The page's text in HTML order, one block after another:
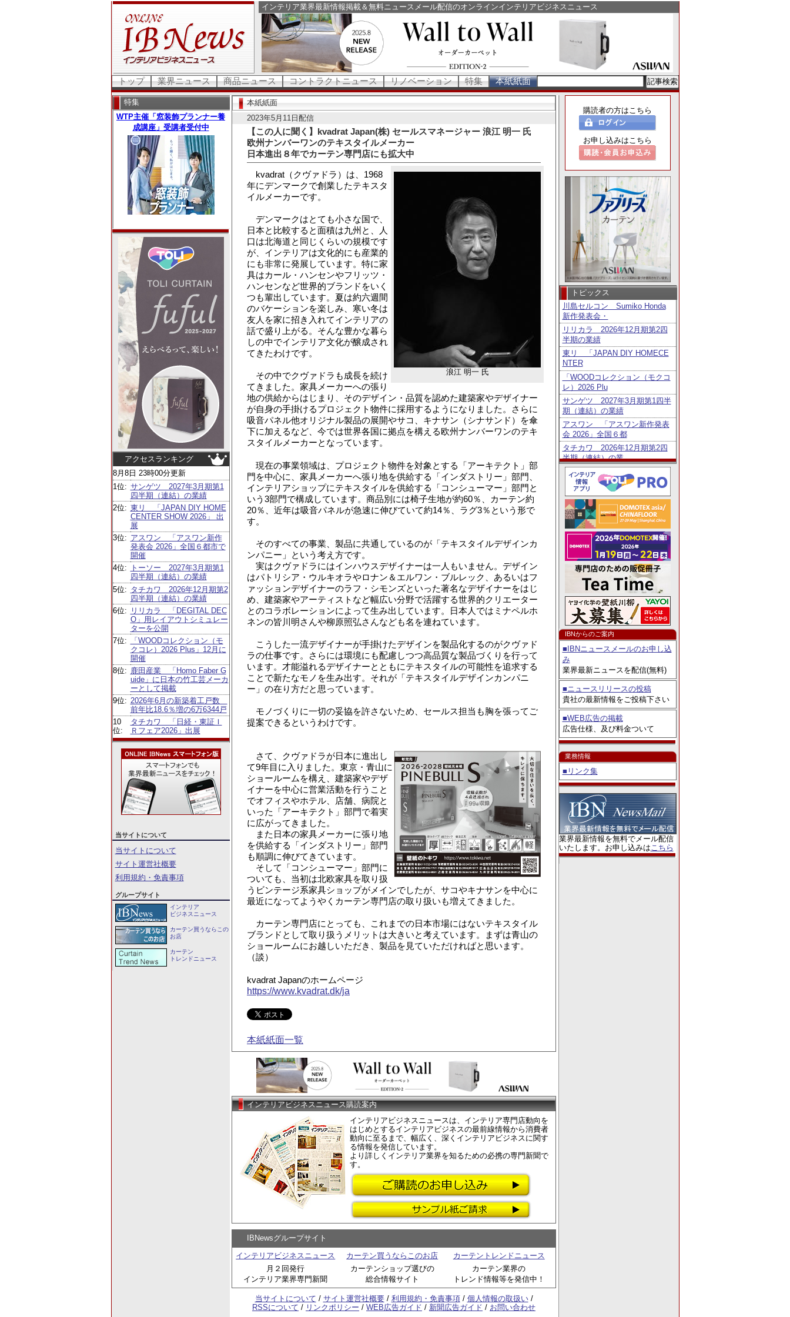
インテリア業界最新情報掲載＆無料ニュースメール配信のオンラインインテリアビジネスニュース
トップ 業界ニュース 商品ニュース コントラクトニュース リノベーション 特集 本紙紙面
特集
アクセスランキング
8月8日 23時00分更新
1位: サンゲツ 2027年3月期第1
四半期（連結）の業績
2位: 東リ 「JAPAN DIY HOME
CENTER SHOW 2026」 出
展
3位: アスワン 「アスワン新作
発表会 2026」全国６都市で
開催
4位:
トーソー 2027年3月期第1
四半期（連結）の業績
5位: タチカワ 2026年12月期第2
四半期（連結）の業績
6位:
リリカラ 「DEGITAL DEC
O」用レイアウトシミュレー
ターを公開
7位:
「WOODコレクション（モ
クコレ）2026 Plus」12月に
開催
8位: 鹿田産業 「Homo Faber G
uide」に日本の竹工芸メーカ
ーとして掲載
9位: 2026年6月の新築着工戸数
前年比18.6％増の6万6344戸
10
位:
タチカワ 「日経・東証Ｉ
Ｒフェア2026」出展
当サイトについて
当サイトについて
サイト運営社概要
利用規約・免責事項
グループサイト
インテリア
ビジネスニュース
カーテン買うならこの
お店
カーテン
トレンドニュース
本紙紙面
2023年5月11日配信
【この人に聞く】kvadrat Japan(株) セールスマネージャー 浪江 明一 氏
欧州ナンバーワンのテキスタイルメーカー
日本進出８年でカーテン専門店にも拡大中
浪江 明一 氏
kvadrat（クヴァドラ）は、1968
年にデンマークで創業したテキスタ
イルメーカーです。
デンマークはとても小さな国で、
日本と比較すると面積は九州と、人
口は北海道と同じくらいの規模です
が、インテリアは文化的にも産業的
にも非常に発展しています。特に家
具はカール・ハンセンやフリッツ・
ハンセンなど世界的ブランドをいく
つも輩出しています。夏は約六週間
のバケーションを楽しみ、寒い冬は
友人を家に招き入れてインテリアの
話で盛り上がる。そんな豊かな暮ら
しの中でインテリア文化が醸成され
てきたわけです。
その中でクヴァドラも成長を続け
てきました。家具メーカーへの張り
地の供給からはじまり、そのデザイン・品質を認めた建築家やデザイナー
が自身の手掛けるプロジェクト物件に採用するようになりました。さらに
吸音パネル他オリジナル製品の展開やサコ、キナサン（シナサンド）を傘
下に加えるなど、今では世界各国に拠点を構える欧州ナンバーワンのテキ
スタイルメーカーとなっています。
現在の事業領域は、プロジェクト物件を対象とする「アーキテクト」部
門を中心に、家具メーカーへ張り地を供給する「インダストリー」部門、
インテリアショップにテキスタイルを供給する「コンシューマー」部門と
いう3部門で構成しています。商品別には椅子生地が約60％、カーテン約
20％、近年は吸音パネルが急速に伸びていて約14％、ラグ3％という形で
す。
そのすべての事業、製品に共通しているのが「テキスタイルデザインカ
ンパニー」という考え方です。
実はクヴァドラにはインハウスデザイナーは一人もいません。デザイン
はパトリシア・ウルキオラやロナン＆エルワン・ブルレック、あるいはフ
ァッションデザイナーのラフ・シモンズといった著名なデザイナーをはじ
め、建築家やアーティストなど幅広い分野で活躍する世界的クリエーター
とのコラボレーションによって生み出しています。日本人ではミナペルホ
ネンの皆川明さんや柳原照弘さんなども名を連ねています。
こうした一流デザイナーが手掛けたデザインを製品化するのがクヴァド
ラの仕事です。さらには環境にも配慮しつつ高品質な製品づくりを行って
います。才能溢れるデザイナーとともにテキスタイルの可能性を追求する
ことで新たなモノを生み出す。それが「テキスタイルデザインカンパニ
ー」の在り方だと思っています。
モノづくりに一切の妥協を許さないため、セールス担当も胸を張ってご
提案できるというわけです。
さて、クヴァドラが日本に進出し
て9年目に入りました。東京・青山に
ショールームを構え、建築家やデザ
イナーを中心に営業活動を行うこと
でオフィスやホテル、店舗、病院と
いった「アーキテクト」部門で着実
に広がってきました。
また日本の家具メーカーに張り地
を供給する「インダストリー」部門
も順調に伸びてきています。
そして「コンシューマー」部門に
ついても、当初は北欧家具を取り扱
うビンテージ系家具ショップがメインでしたが、サコやキナサンを中心に
最近になってようやくカーテン専門店の取り扱いも増えてきました。
カーテン専門店にとっても、これまでの日本市場にはないテキスタイル
ブランドとして取り扱うメリットは大きいと考えています。まずは青山の
ショールームにお越しいただき、製品を見ていただければと思います。
（談）
kvadrat Japanのホームページ
https://www.kvadrat.dk/ja
本紙紙面一覧
インテリアビジネスニュース購読案内
インテリアビジネスニュースは、インテリア専門店動向を
はじめとするインテリアビジネスの最前線情報から消費者
動向に至るまで、幅広く、深くインテリアビジネスに関す
る情報を発信しています。
より詳しくインテリア業界を知るための必携の専門新聞で
す。
IBNewsグループサイト
インテリアビジネスニュース
月２回発行
インテリア業界専門新聞
カーテン買うならこのお店
カーテンショップ選びの
総合情報サイト
カーテントレンドニュース
カーテン業界の
トレンド情報等を発信中！
当サイトについて / サイト運営社概要/ 利用規約・免責事項/ 個人情報の取扱い/
RSSについて / リンクポリシー / WEB広告ガイド / 新聞広告ガイド / お問い合わせ
購読者の方はこちら
お申し込みはこちら
トピックス
川島セルコン Sumiko Honda
新作発表会・
リリカラ 2026年12月期第2四
半期の業績
東リ 「JAPAN DIY HOMECE
NTER
「WOODコレクション（モクコ
レ）2026 Plu
サンゲツ 2027年3月期第1四半
期（連結）の業績
アスワン 「アスワン新作発表
会 2026」全国６都
タチカワ 2026年12月期第2四
半期（連結）の業
トーソー 2027年3月期第1四半
期（連結）の業績
鹿田産業 「Homo Faber Guid
e」に日
タチカワ 「日経・東証ＩＲフ
ェア2026」出展
IBNからのご案内
■IBNニュースメールのお申し込
み
業界最新ニュースを配信(無料)
■ニュースリリースの投稿
貴社の最新情報をご投稿下さい
■WEB広告の掲載
広告仕様、及び料金ついて
業務情報
■リンク集
業界最新情報を無料でメール配信
いたします。お申し込みはこちら